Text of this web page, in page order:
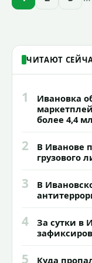
ЧИТАЮТ
1
Ивановка
более 4,4
2
В Иванове
грузового
3
В
4
За сутки в
5 Куда